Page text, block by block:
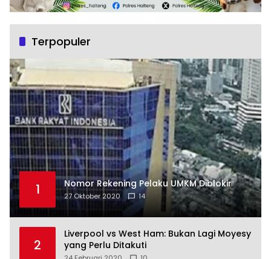
Terpopuler
1 Nomor Rekening Pelaku UMKM Diblokir
27 Oktober 2020 14
2
Liverpool vs West Ham: Bukan Lagi Moyesy
yang Perlu Ditakuti